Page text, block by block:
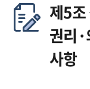
제5조
권리·
사항